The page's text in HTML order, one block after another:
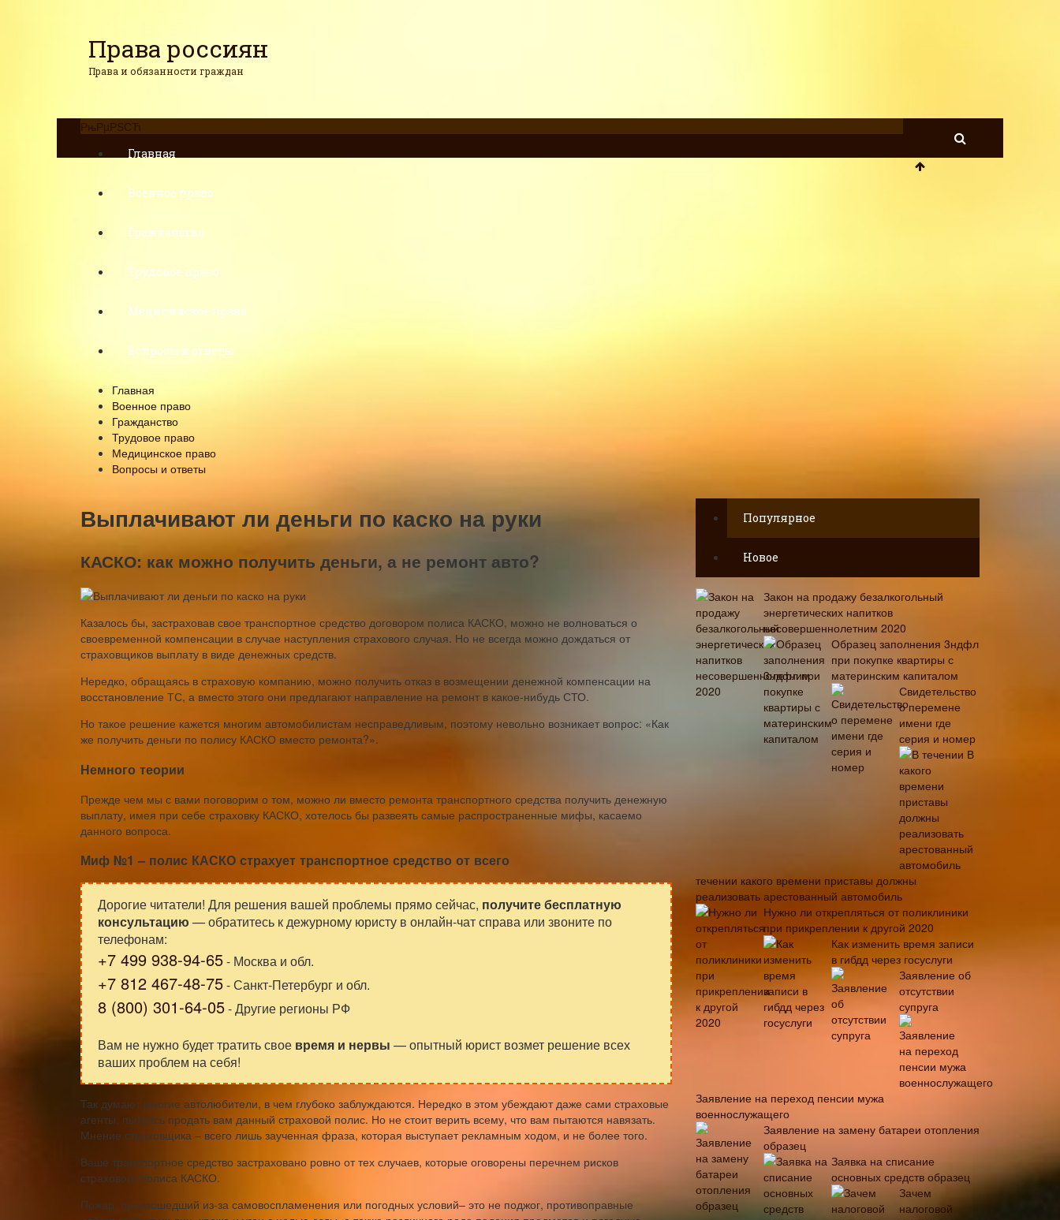
Права россиян
Права и обязанности граждан
РњРµРЅСЋ
Главная
Военное право
Гражданство
Трудовое право
Медицинское право
Вопросы и ответы
Главная
Военное право
Гражданство
Трудовое право
Медицинское право
Вопросы и ответы
Выплачивают ли деньги по каско на руки
КАСКО: как можно получить деньги, а не ремонт авто?
Казалось бы, застраховав свое транспортное средство договором полиса КАСКО, можно не волноваться о
своевременной компенсации в случае наступления страхового случая. Но не всегда можно дождаться от
страховщиков выплату в виде денежных средств.
Нередко, обращаясь в страховую компанию, можно получить отказ в возмещении денежной компенсации на
восстановление ТС, а вместо этого они предлагают направление на ремонт в какое-нибудь СТО.
Но такое решение кажется многим автомобилистам несправедливым, поэтому невольно возникает вопрос: «Как
же получить деньги по полису КАСКО вместо ремонта?».
Немного теории
Прежде чем мы с вами поговорим о том, можно ли вместо ремонта транспортного средства получить денежную
выплату, имея при себе страховку КАСКО, хотелось бы развеять самые распространенные мифы, касаемо
данного вопроса.
Миф №1 – полис КАСКО страхует транспортное средство от всего
Дорогие читатели! Для решения вашей проблемы прямо сейчас, получите бесплатную
консультацию — обратитесь к дежурному юристу в онлайн-чат справа или звоните по
телефонам:
+7 499 938-94-65- Москва и обл.
+7 812 467-48-75- Санкт-Петербург и обл.
8 (800) 301-64-05- Другие регионы РФ
Вам не нужно будет тратить свое время и нервы — опытный юрист возмет решение всех
ваших проблем на себя!
Так думают многие автолюбители, в чем глубоко заблуждаются. Нередко в этом убеждают даже сами страховые
агенты, пытаясь продать вам данный страховой полис. Но не стоит верить всему, что вам пытаются навязать.
Мнение страховщика – всего лишь заученная фраза, которая выступает рекламным ходом, и не более того.
Ваше транспортное средство застраховано ровно от тех случаев, которые оговорены перечнем рисков
страхового полиса КАСКО.
Пожар, произошедший из-за самовоспламенения или погодных условий– это не поджог, противоправные
Популярное
Новое
Закон на продажу безалкогольный
энергетических напитков
несовершеннолетним 2020
Образец заполнения 3ндфл
при покупке квартиры с
материнским капиталом
Свидетельство
о перемене
имени где
серия и номер
В
течении какого времени приставы должны
реализовать арестованный автомобиль
Нужно ли открепляться от поликлиники
при прикреплении к другой 2020
Как изменить время записи
в гибдд через госуслуги
Заявление об
отсутствии
супруга
Заявление на переход пенсии мужа
военнослужащего
Заявление на замену батареи отопления
образец
Заявка на списание
основных средств образец
Зачем
налоговой